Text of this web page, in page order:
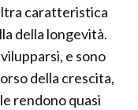
caratteristica
della longevità.
e sono
della crescita,
rendono quasi